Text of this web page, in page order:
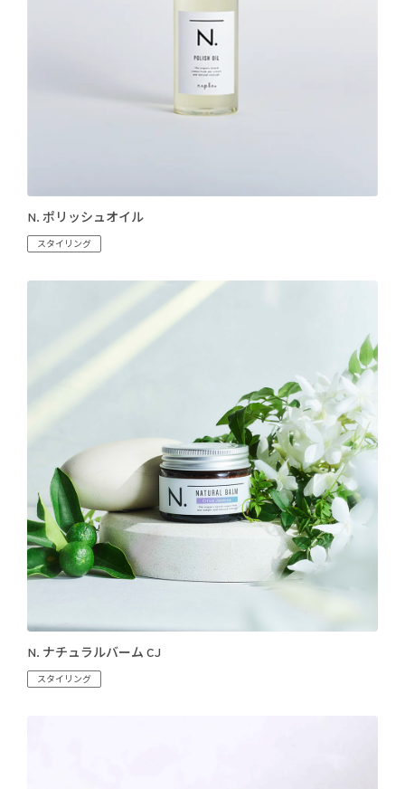
N. ポリッシュオイル
スタイリング
N. ナチュラルバーム CJ
スタイリング